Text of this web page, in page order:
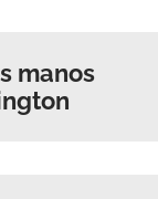
manos